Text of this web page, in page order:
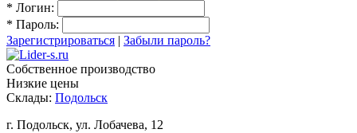
* Логин:
* Пароль:
Зарегистрироваться | Забыли пароль?
Собственное производство
Низкие цены
Склады: Подольск
г. Подольск, ул. Лобачева, 12